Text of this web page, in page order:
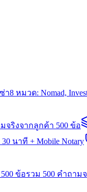
า8 หมวด: Nomad,
จริงจากลูกค้า 500 ข้อ
นาที + Mobile Notary
ข้อรวม 500 คำถาม